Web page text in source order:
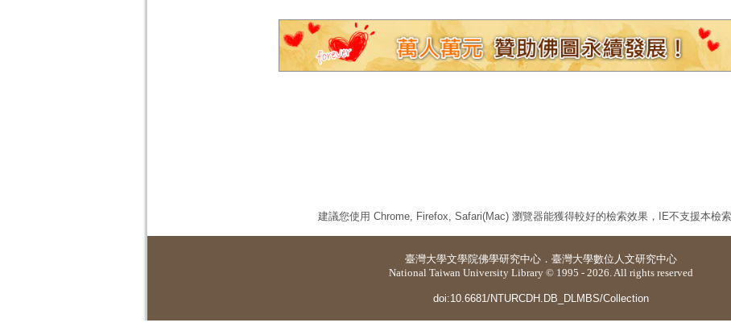
建議您使用 Chrome, Firefox, Safari(Mac) 瀏覽器能獲得較好的檢索效果，IE不支援本檢索
臺灣大學文學院佛學研究中心 ． 臺灣大學數位人文研究中心
National Taiwan University Library © 1995 - 2026. All rights reserved
doi:10.6681/NTURCDH.DB_DLMBS/Collection